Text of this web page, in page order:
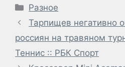
Рубрики
Разное
Тарпищев негативно
россиян на травяном
Теннис :: РБК Спорт